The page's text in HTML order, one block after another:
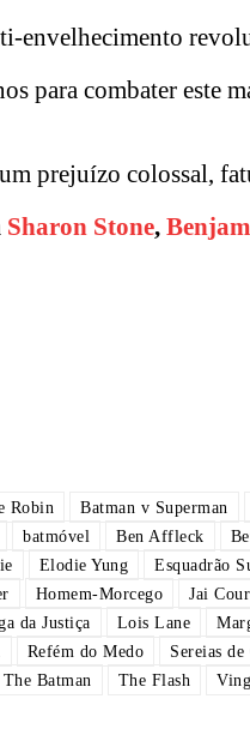
envelhecimento
para combater este
prejuízo colossal,
Sharon Stone,
Robin Batman v Superman
batmóvel Ben Affleck
Elodie Yung Esquadrão
Homem-Morcego Jai
da Justiça Lois Lane
Refém do Medo Sereias de
The Batman The Flash